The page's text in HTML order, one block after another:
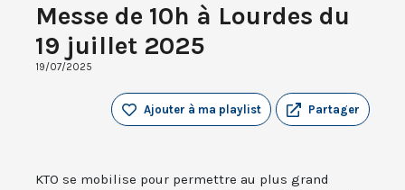
Messe de 10h à Lourdes du
19 juillet 2025
19/07/2025
Partager
Ajouter à ma playlist
KTO se mobilise pour permettre au plus grand